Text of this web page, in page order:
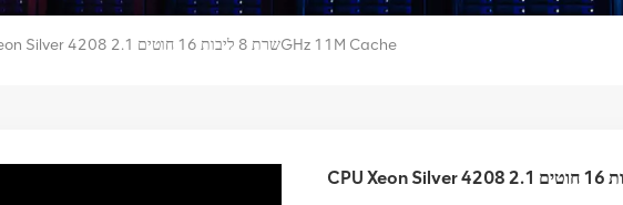
CPU Xeon Silver 4208 שרת 8 ליבות 16 חוטים 2.1GHz 11M Cache